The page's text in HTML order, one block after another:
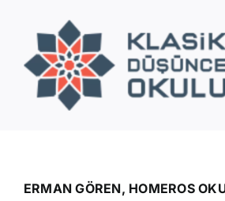
content
Eğitimler
ERMAN GÖREN, HOMEROS